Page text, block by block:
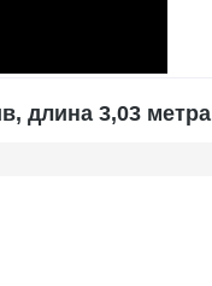
длина 3,03 метра